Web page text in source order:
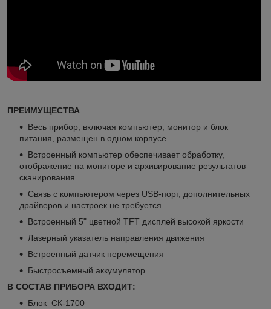
ПРЕИМУЩЕСТВА
Весь прибор, включая компьютер, монитор и блок
питания, размещен в одном корпусе
Встроенный компьютер обеспечивает обработку,
отображение на мониторе и архивирование результатов
сканирования
Связь с компьютером через USB-порт, дополнительных
драйверов и настроек не требуется
Встроенный 5" цветной TFT дисплей высокой яркости
Лазерный указатель направления движения
Встроенный датчик перемещения
Быстросъемный аккумулятор
В СОСТАВ ПРИБОРА ВХОДИТ:
Блок СК-1700